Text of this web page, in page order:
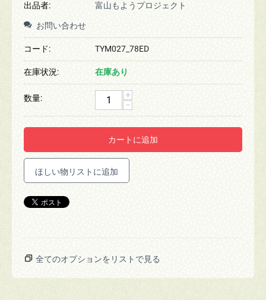
出品者: 富山もようプロジェクト
お問い合わせ
コード: TYM027_78ED
在庫状況: 在庫あり
数量:
+
−
カートに追加
全てのオプションをリストで見る